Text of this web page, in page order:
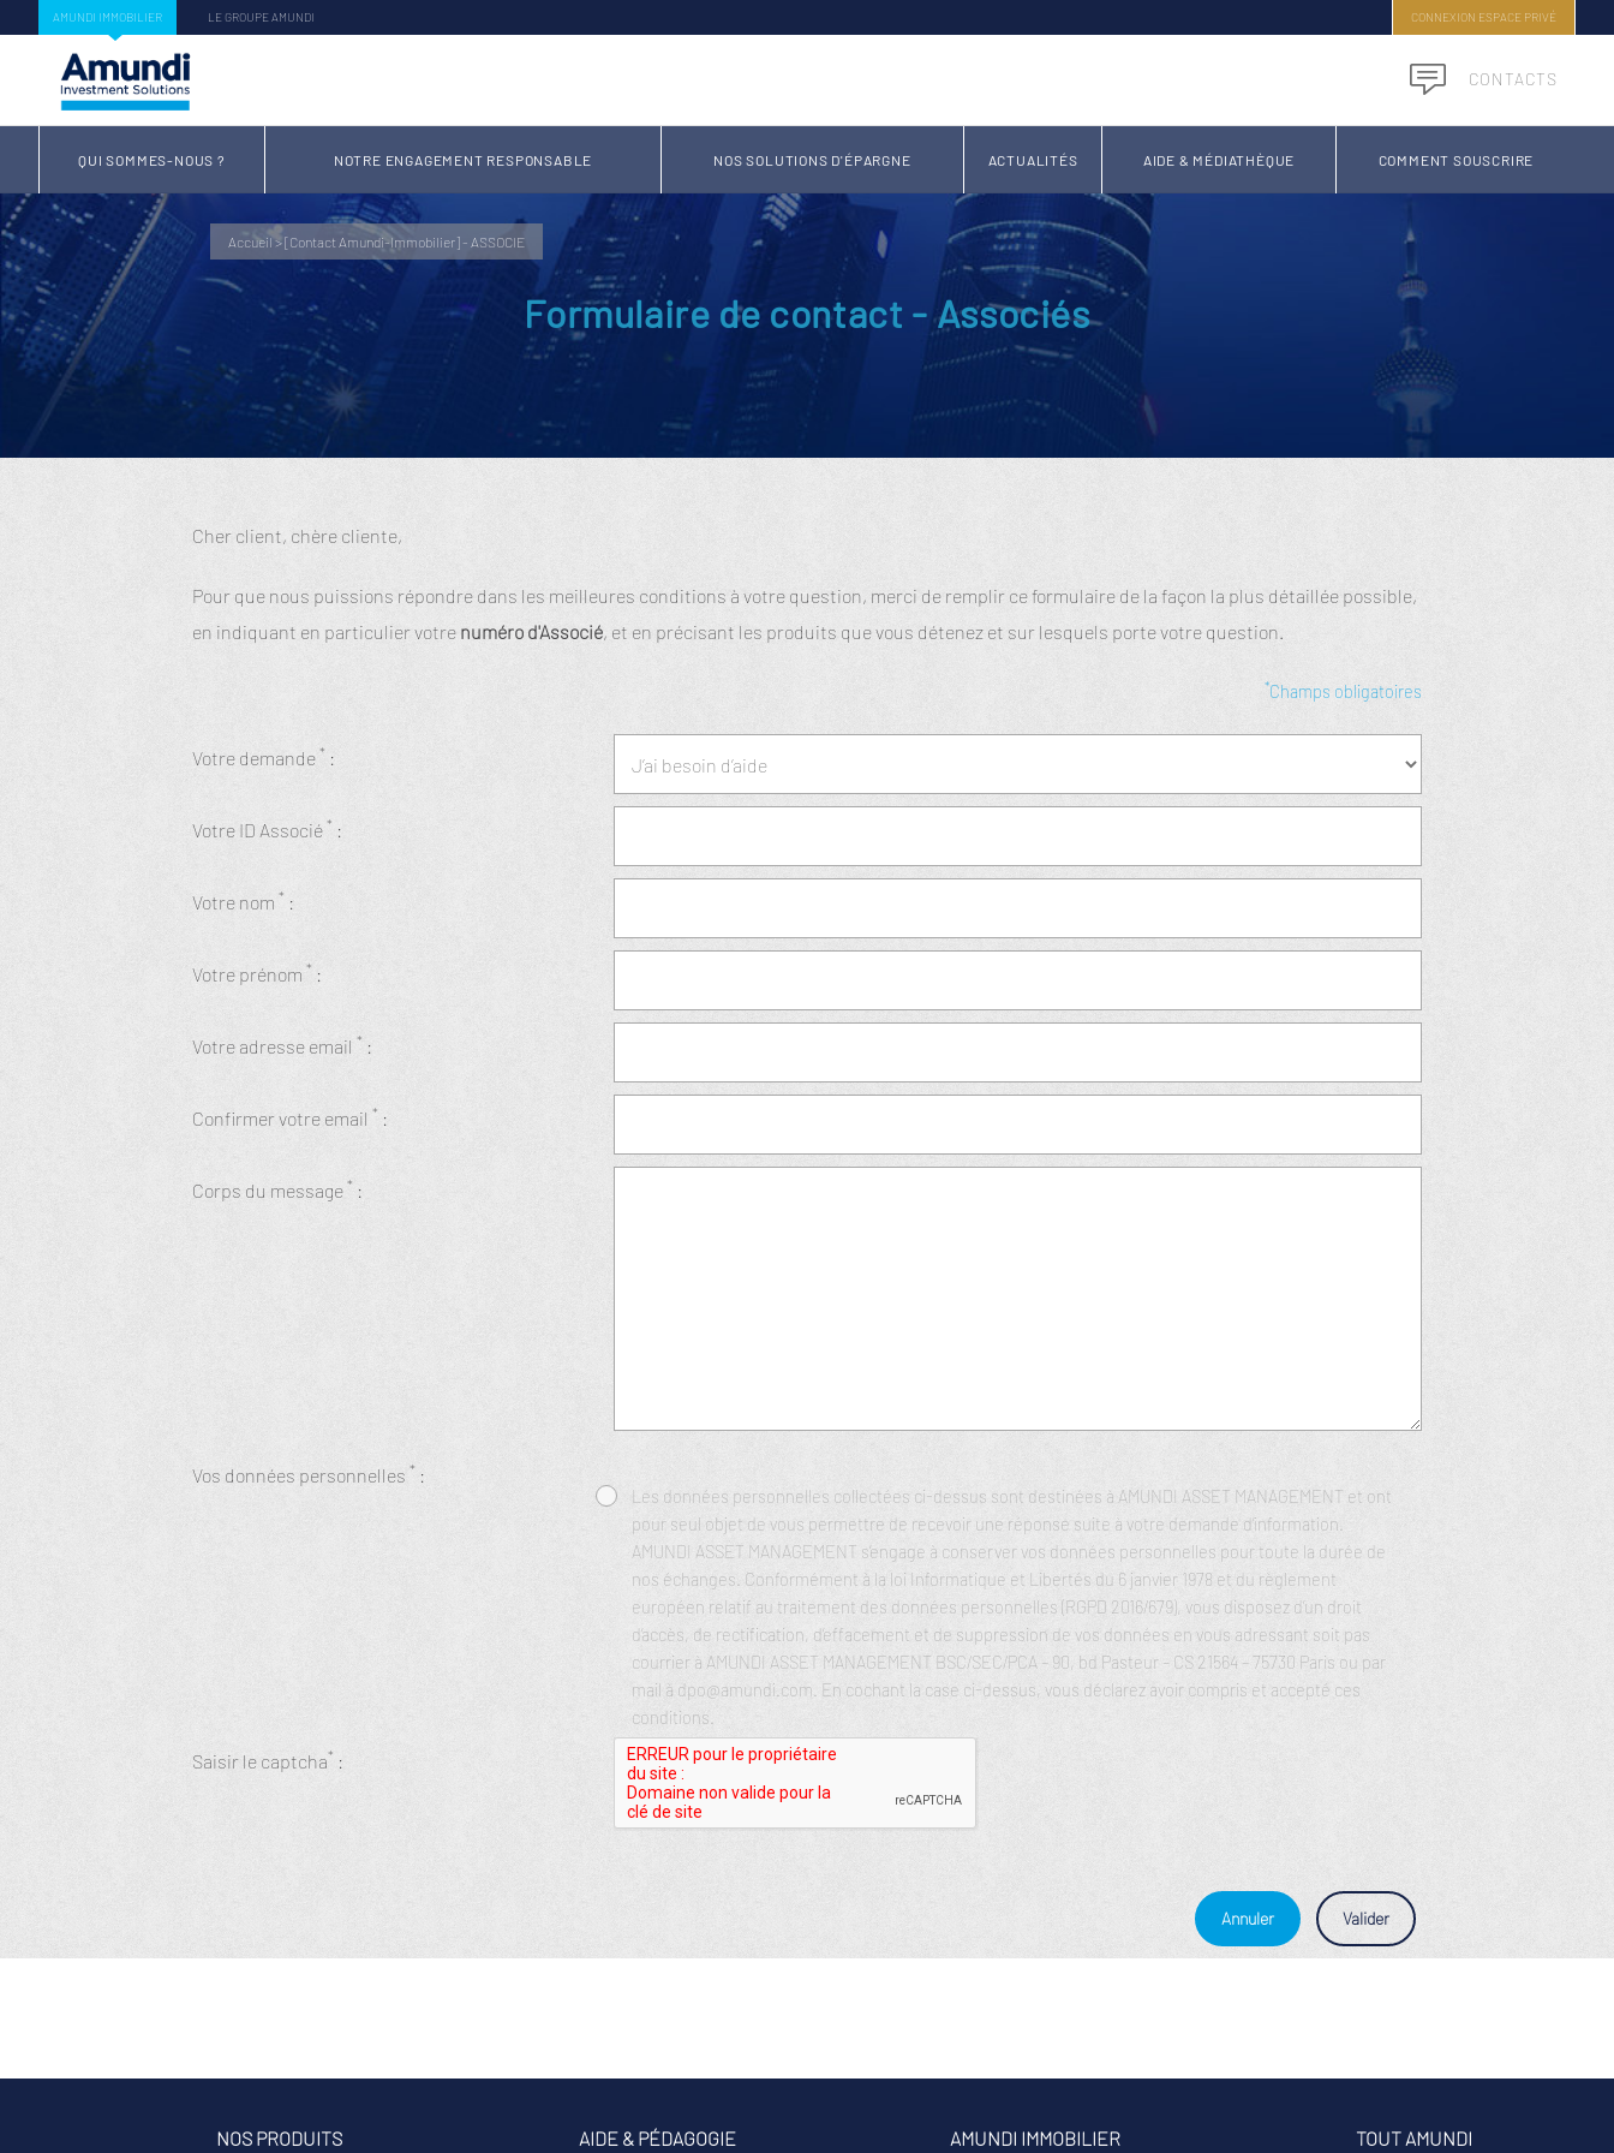
AMUNDI IMMOBILIER LE GROUPE AMUNDI CONNEXION ESPACE PRIVÉ
CONTACTS
QUI SOMMES-NOUS ? NOTRE ENGAGEMENT RESPONSABLE NOS SOLUTIONS D'ÉPARGNE ACTUALITÉS AIDE & MÉDIATHÈQUE COMMENT SOUSCRIRE
Accueil>[Contact Amundi-Immobilier] - ASSOCIE
Formulaire de contact - Associés
Cher client, chère cliente,
Pour que nous puissions répondre dans les meilleures conditions à votre question, merci de remplir ce formulaire de la façon la plus détaillée possible,
en indiquant en particulier votre numéro d'Associé, et en précisant les produits que vous détenez et sur lesquels porte votre question.
*Champs obligatoires
Votre demande * :
Votre ID Associé * :
Votre nom * :
Votre prénom * :
Votre adresse email * :
Confirmer votre email * :
Corps du message * :
Vos données personnelles * :
Les données personnelles collectées ci-dessus sont destinées à AMUNDI ASSET MANAGEMENT et ont
pour seul objet de vous permettre de recevoir une réponse suite à votre demande d’information.
AMUNDI ASSET MANAGEMENT s’engage à conserver vos données personnelles pour toute la durée de
nos échanges. Conformément à la loi Informatique et Libertés du 6 janvier 1978 et du règlement
européen relatif au traitement des données personnelles (RGPD 2016/679), vous disposez d’un droit
d’accès, de rectification, d’effacement et de suppression de vos données en vous adressant soit pas
courrier à AMUNDI ASSET MANAGEMENT BSC/SEC/PCA – 90, bd Pasteur – CS 21564 – 75730 Paris ou par
mail à dpo@amundi.com. En cochant la case ci-dessus, vous déclarez avoir compris et accepté ces
conditions.
Saisir le captcha* :
Annuler Valider
NOS PRODUITS AIDE & PÉDAGOGIE AMUNDI IMMOBILIER TOUT AMUNDI